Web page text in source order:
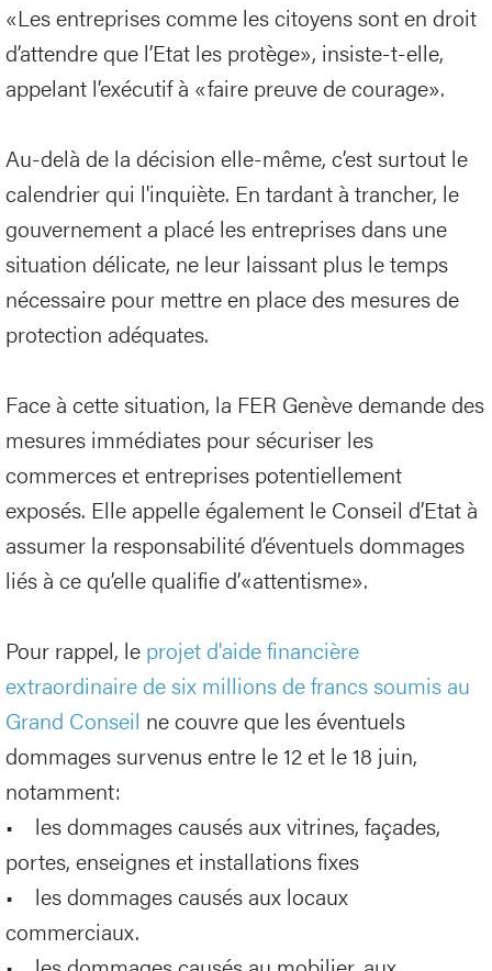
«Les entreprises comme les citoyens sont en droit
d’attendre que l’Etat les protège», insiste-t-elle,
appelant l’exécutif à «faire preuve de courage».
Au-delà de la décision elle-même, c’est surtout le
calendrier qui l'inquiète. En tardant à trancher, le
gouvernement a placé les entreprises dans une
situation délicate, ne leur laissant plus le temps
nécessaire pour mettre en place des mesures de
protection adéquates.
Face à cette situation, la FER Genève demande des
mesures immédiates pour sécuriser les
commerces et entreprises potentiellement
exposés. Elle appelle également le Conseil d’Etat à
assumer la responsabilité d’éventuels dommages
liés à ce qu’elle qualifie d’«attentisme».
Pour rappel, le projet d'aide financière
extraordinaire de six millions de francs soumis au
Grand Conseil ne couvre que les éventuels
dommages survenus entre le 12 et le 18 juin,
notamment:
• les dommages causés aux vitrines, façades,
portes, enseignes et installations fixes
• les dommages causés aux locaux
commerciaux.